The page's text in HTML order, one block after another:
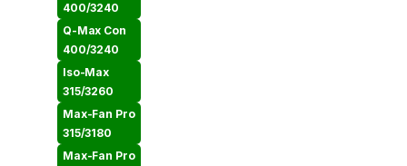
400/3240
Q-Max Con
400/3240
Iso-Max
315/3260
Max-Fan Pro
315/3180
Max-Fan Pro